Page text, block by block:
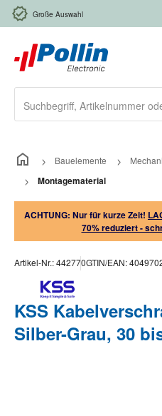
Zum Hauptinhalt springen
Große Auswahl
Bauelemente
Montagematerial
ACHTUNG: Nur für kurze Zeit!
70% reduziert -
Artikel-Nr.:442770GTIN/EAN:
KSS
Silber-Grau, 30